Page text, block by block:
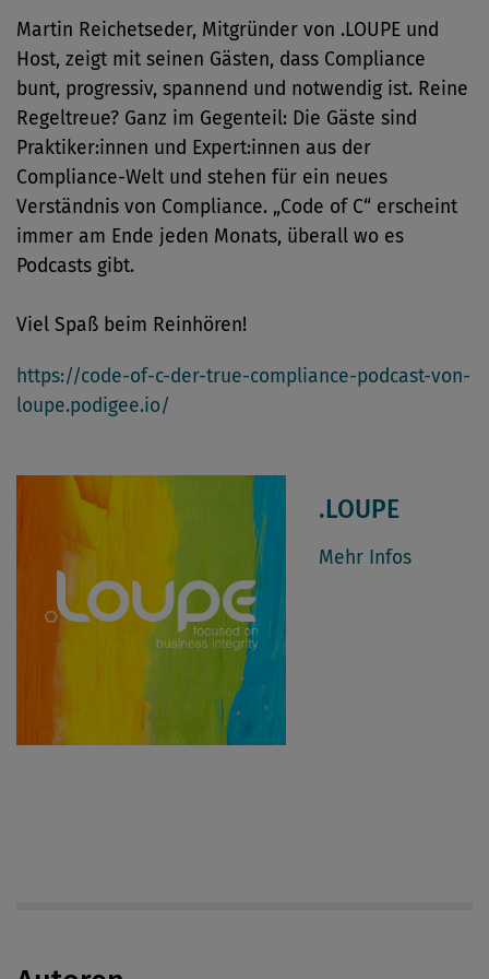
Martin Reichetseder, Mitgründer von .LOUPE und
Host, zeigt mit seinen Gästen, dass Compliance
bunt, progressiv, spannend und notwendig ist. Reine
Regeltreue? Ganz im Gegenteil: Die Gäste sind
Praktiker:innen und Expert:innen aus der
Compliance-Welt und stehen für ein neues
Verständnis von Compliance. „Code of C“ erscheint
immer am Ende jeden Monats, überall wo es
Podcasts gibt.
Viel Spaß beim Reinhören!
https://code-of-c-der-true-compliance-podcast-von-
loupe.podigee.io/
.LOUPE
Mehr Infos